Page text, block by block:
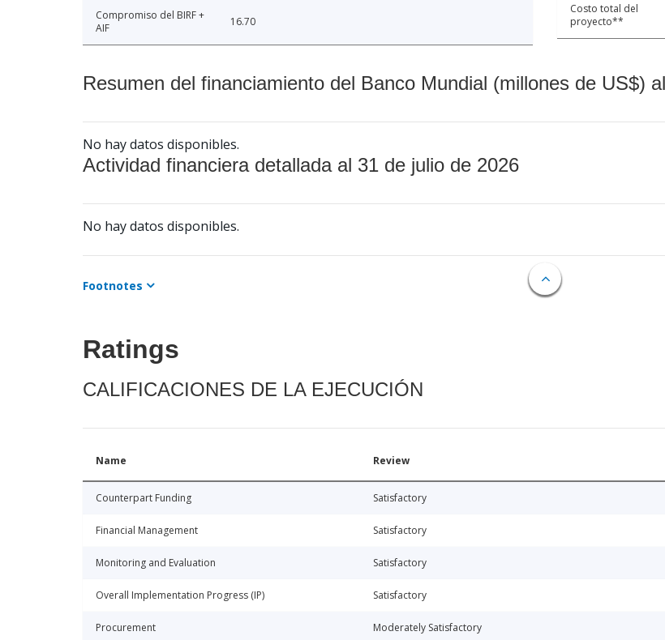
Compromiso del BIRF +
AIF
16.70
Costo total del
proyecto**
Resumen del financiamiento del Banco Mundial (millones de US$)
No hay datos disponibles.
Actividad financiera detallada al 31 de julio de 2026
No hay datos disponibles.
Footnotes
Ratings
CALIFICACIONES DE LA EJECUCIÓN
Name Review
Counterpart Funding Satisfactory
Financial Management Satisfactory
Monitoring and Evaluation Satisfactory
Overall Implementation Progress (IP) Satisfactory
Procurement Moderately Satisfactory